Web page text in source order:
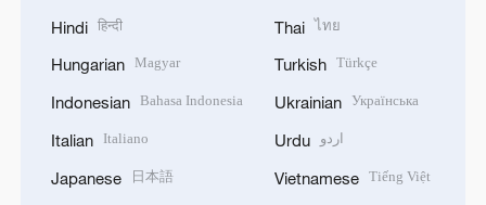
Hindi हिन्दी
Hungarian Magyar
Indonesian Bahasa Indonesia
Italian Italiano
Japanese 日本語
Thai ไทย
Turkish Türkçe
Ukrainian Українська
Urdu اردو
Vietnamese Tiếng Việt